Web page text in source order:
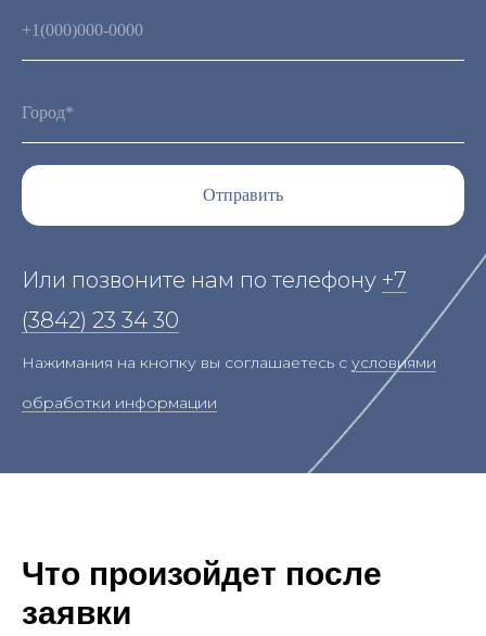
Отправить
Или позвоните нам по телефону +7
(3842) 23 34 30
Нажимания на кнопку вы соглашаетесь с условиями
обработки информации
Что произойдет после
заявки